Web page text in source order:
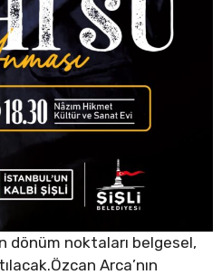
dönüm noktaları belgesel,
Arca’nın